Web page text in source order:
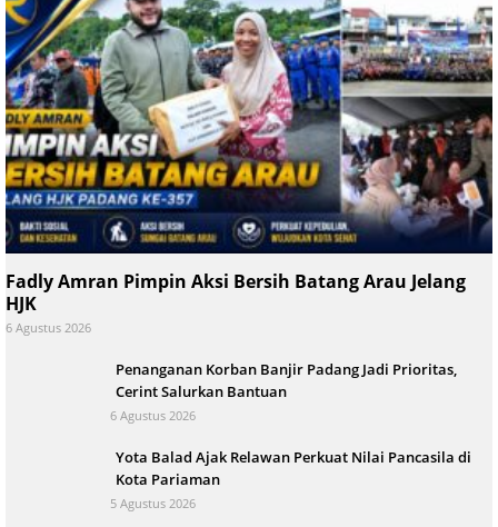
Fadly Amran Pimpin Aksi Bersih Batang Arau Jelang
HJK
6 Agustus 2026
Penanganan Korban Banjir Padang Jadi Prioritas,
Cerint Salurkan Bantuan
6 Agustus 2026
Yota Balad Ajak Relawan Perkuat Nilai Pancasila di
Kota Pariaman
5 Agustus 2026